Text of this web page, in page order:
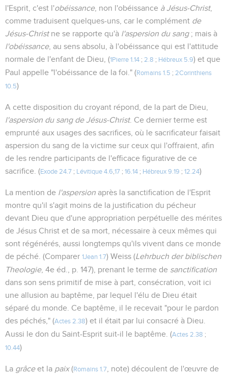
l'Esprit, c'est l'obéissance, non l'obéissance à Jésus-Christ,
comme traduisent quelques-uns, car le complément de
Jésus-Christne se rapporte qu'à l'aspersion du sang; mais à
l'obéissance, au sens absolu, à l'obéissance qui est l'attitude
normale de l'enfant de Dieu, (1Pierre 1.14 ; 2.8 ; Hébreux 5.9) et que
Paul appelle "l'obéissance de la foi." (Romains 1.5 ; 2Corinthiens
10.5)
A cette disposition du croyant répond, de la part de Dieu,
l'aspersion du sang de Jésus-Christ. Ce dernier terme est
emprunté aux usages des sacrifices, où le sacrificateur faisait
aspersion du sang de la victime sur ceux qui l'offraient, afin
de les rendre participants de l'efficace figurative de ce
sacrifice. (Exode 24.7 ; Lévitique 4.6 17 ; 16.14 ; Hébreux 9.19 ; 12.24)
La mention de l'aspersion après la sanctification de l'Esprit
montre qu'il s'agit moins de la justification du pécheur
devant Dieu que d'une appropriation perpétuelle des mérites
de Jésus Christ et de sa mort, nécessaire à ceux mêmes qui
sont régénérés, aussi longtemps qu'ils vivent dans ce monde
de péché. (Comparer 1Jean 1.7) Weiss (Lehrbuch der biblischen
Theologie, 4e éd., p. 147), prenant le terme de sanctification
dans son sens primitif de mise à part, consécration, voit ici
une allusion au baptême, par lequel l'élu de Dieu était
séparé du monde. Ce baptême, il le recevait "pour le pardon
des péchés," (Actes 2.38) et il était par lui consacré à Dieu.
Aussi le don du Saint-Esprit suit-il le baptême. (Actes 2.38 ;
10.44)
La grâceet la paix(Romains 1.7
, note) découlent de l'œuvre de